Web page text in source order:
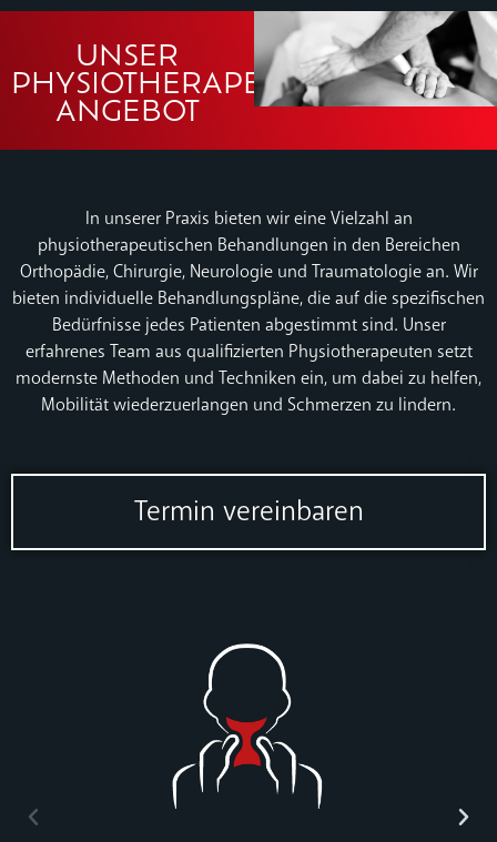
UNSER
PHYSIOTHERAPEUTISCHES
ANGEBOT
In unserer Praxis bieten wir eine Vielzahl an
physiotherapeutischen Behandlungen in den Bereichen
Orthopädie, Chirurgie, Neurologie und Traumatologie an. Wir
bieten individuelle Behandlungspläne, die auf die spezifischen
Bedürfnisse jedes Patienten abgestimmt sind. Unser
erfahrenes Team aus qualifizierten Physiotherapeuten setzt
modernste Methoden und Techniken ein, um dabei zu helfen,
Mobilität wiederzuerlangen und Schmerzen zu lindern.
Termin vereinbaren